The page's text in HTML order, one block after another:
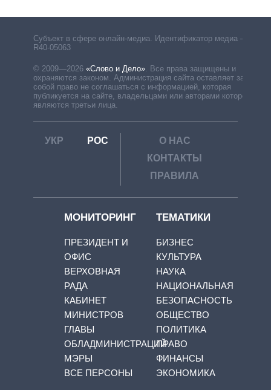
Субъект в сфере онлайн-медиа. Идентификатор медиа –
R40-05063
© 2009—2026 «Слово и Дело» Все права защищены и
охраняются законом. Администрация сайта оставляет за
собой право не соглашаться с информацией, которая
публикуется на сайте, владельцами или авторами которой
являются третьи лица.
УКР РОС
О НАС
КОНТАКТЫ
ПРАВИЛА
МОНИТОРИНГ
ПРЕЗИДЕНТ И
ОФИС
ВЕРХОВНАЯ
РАДА
КАБИНЕТ
МИНИСТРОВ
ГЛАВЫ
ОБЛАДМИНИСТРАЦИЙ
МЭРЫ
ВСЕ ПЕРСОНЫ
ТЕМАТИКИ
БИЗНЕС
КУЛЬТУРА
НАУКА
НАЦИОНАЛЬНАЯ
БЕЗОПАСНОСТЬ
ОБЩЕСТВО
ПОЛИТИКА
ПРАВО
ФИНАНСЫ
ЭКОНОМИКА